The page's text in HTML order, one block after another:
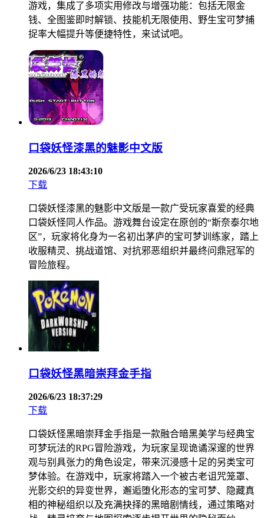
游戏，集成了多项实用修改与增强功能：包括无限金
钱、全图鉴即时解锁、技能机无限使用、野生宝可梦捕
捉率大幅提升等便捷特性，来试试吧。
口袋妖怪漆黑的魅影中文版
2026/6/23 18:43:10
下载
口袋妖怪漆黑的魅影中文版是一款广受玩家喜爱的经典
口袋妖怪同人作品。游戏舞台设定在原创的“斯奈泰尔地
区”，玩家将化身为一名初出茅庐的宝可梦训练家，踏上
收服精灵、挑战道馆、对抗邪恶组织并最终问鼎冠军的
冒险旅程。
口袋妖怪黑暗崇拜金手指
2026/6/23 18:37:29
下载
口袋妖怪黑暗崇拜金手指是一款融合暗黑美学与经典宝
可梦玩法的RPG冒险游戏，为玩家呈现诡谲深邃的世界
观与别具张力的角色设定，带来沉浸感十足的另类宝可
梦体验。在游戏中，玩家将踏入一个被古老诅咒笼罩、
光影交织的异变世界，邂逅堕化形态的宝可梦、隐藏真
相的神秘组织以及充满抉择的黑暗剧情线，通过策略对